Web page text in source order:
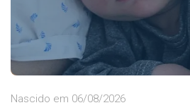
Nascido em 06/08/2026